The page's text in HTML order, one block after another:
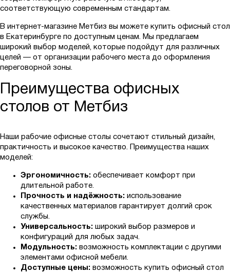
соответствующую современным стандартам.
В интернет-магазине Метбиз вы можете купить офисный стол
в Екатеринбурге по доступным ценам. Мы предлагаем
широкий выбор моделей, которые подойдут для различных
целей — от организации рабочего места до оформления
переговорной зоны.
Преимущества офисных
столов от Метбиз
Наши рабочие офисные столы сочетают стильный дизайн,
практичность и высокое качество. Преимущества наших
моделей:
Эргономичность: обеспечивает комфорт при
длительной работе.
Прочность и надёжность: использование
качественных материалов гарантирует долгий срок
службы.
Универсальность: широкий выбор размеров и
конфигураций для любых задач.
Модульность: возможность комплектации с другими
элементами офисной мебели.
Доступные цены: возможность купить офисный стол